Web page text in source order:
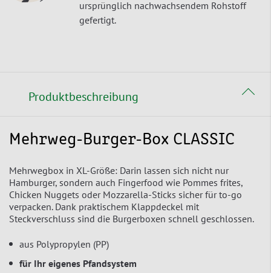
ursprünglich nachwachsendem Rohstoff
gefertigt.
Produktbeschreibung
Mehrweg-Burger-Box CLASSIC
Mehrwegbox in XL-Größe: Darin lassen sich nicht nur
Hamburger, sondern auch Fingerfood wie Pommes frites,
Chicken Nuggets oder Mozzarella-Sticks sicher für to-go
verpacken. Dank praktischem Klappdeckel mit
Steckverschluss sind die Burgerboxen schnell geschlossen.
aus Polypropylen (PP)
für Ihr eigenes Pfandsystem